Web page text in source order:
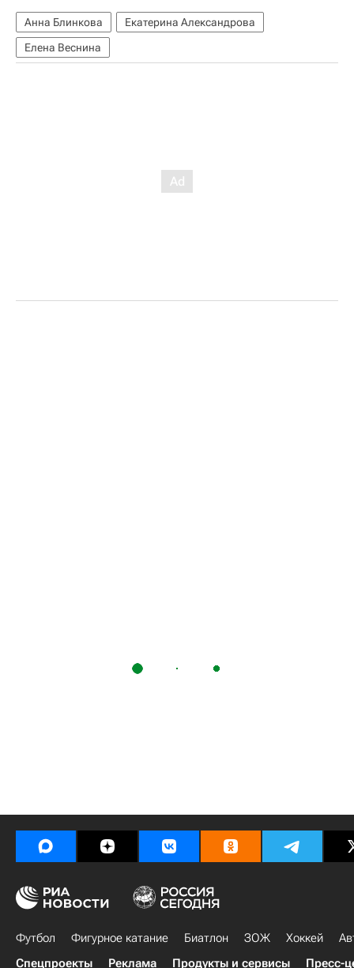
Анна Блинкова
Екатерина Александрова
Елена Веснина
Футбол Фигурное катание Биатлон ЗОЖ Хоккей
Спецпроекты
Реклама Продукты и сервисы Пресс-